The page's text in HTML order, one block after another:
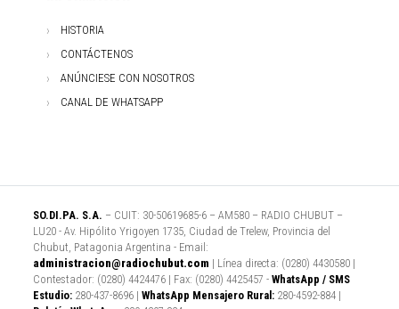
HISTORIA
CONTÁCTENOS
ANÚNCIESE CON NOSOTROS
CANAL DE WHATSAPP
SO.DI.PA. S.A. – CUIT: 30-50619685-6 – AM580 – RADIO CHUBUT –
LU20 - Av. Hipólito Yrigoyen 1735, Ciudad de Trelew, Provincia del
Chubut, Patagonia Argentina - Email:
administracion@radiochubut.com | Línea directa: (0280) 4430580 |
Contestador: (0280) 4424476 | Fax: (0280) 4425457 - WhatsApp / SMS
Estudio: 280-437-8696 | WhatsApp Mensajero Rural: 280-4592-884 |